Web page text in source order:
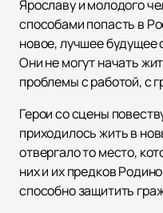
Ярославу и молодого
способами попасть в
новое, лучшее будущее
Они не могут начать
проблемы с работой, с
Герои со сцены
приходилось жить в
отвергало то место,
них и их предков
способно защитить